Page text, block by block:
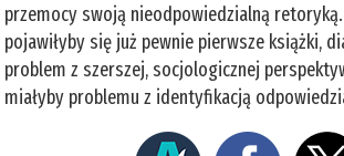
przemocy swoją nieodpowiedzialną
pojawiłyby się już pewnie pierwsze książki,
problem z szerszej, socjologicznej
miałyby problemu z identyfikacją